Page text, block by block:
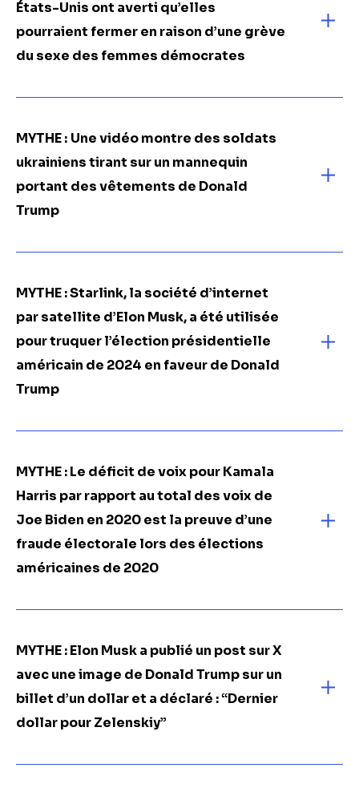
États-Unis ont averti qu’elles
pourraient fermer en raison d’une grève
du sexe des femmes démocrates
MYTHE : Une vidéo montre des soldats
ukrainiens tirant sur un mannequin
portant des vêtements de Donald
Trump
MYTHE : Starlink, la société d’internet
par satellite d’Elon Musk, a été utilisée
pour truquer l’élection présidentielle
américain de 2024 en faveur de Donald
Trump
MYTHE : Le déficit de voix pour Kamala
Harris par rapport au total des voix de
Joe Biden en 2020 est la preuve d’une
fraude électorale lors des élections
américaines de 2020
MYTHE : Elon Musk a publié un post sur X
avec une image de Donald Trump sur un
billet d’un dollar et a déclaré : “Dernier
dollar pour Zelenskiy”